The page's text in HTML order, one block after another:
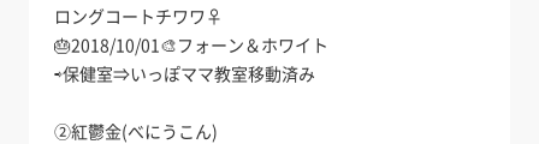
ロングコートチワワ♀
🎂2018/10/01🎨フォーン＆ホワイト
⇨保健室⇒いっぽママ教室移動済み
②紅鬱金(べにうこん)